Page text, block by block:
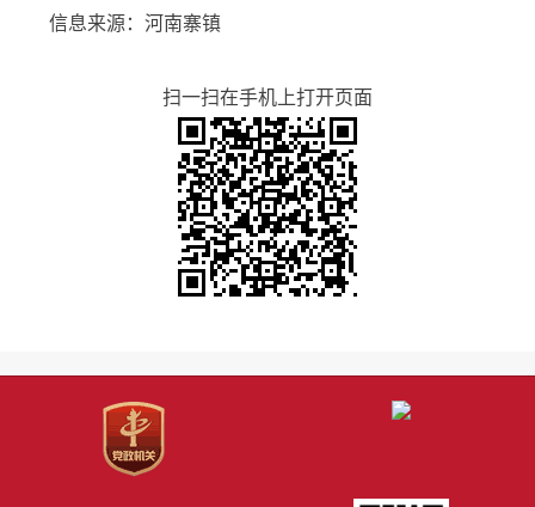
信息来源：河南寨镇
扫一扫在手机上打开页面